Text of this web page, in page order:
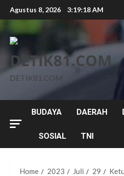
Skip
to
content
Agustus 8, 2026 3:19:20 AM
DETIK81.COM
DETIK81.COM
BUDAYA DAERAH
SOSIAL TNI
Home 2023 Juli 29